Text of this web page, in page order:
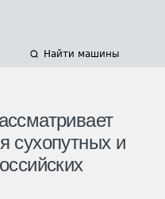
Найти машины
сухопутных и